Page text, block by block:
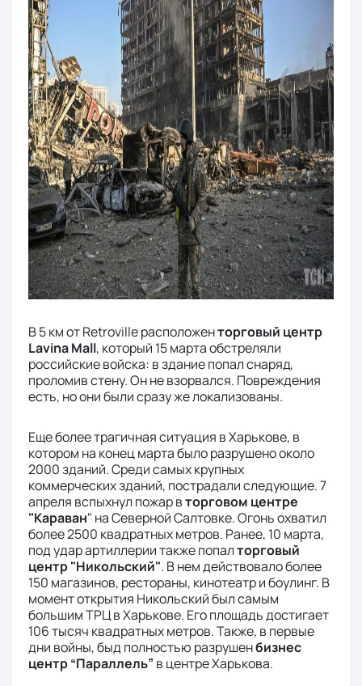
В 5 км от Retroville расположенторговый центр
Lavina Mall, который 15 марта обстреляли
российские войска: в здание попал снаряд,
проломив стену. Он не взорвался. Повреждения
есть, но они были сразу же локализованы.
Еще более трагичная ситуация в Харькове, в
котором на конец марта было разрушено около
2000 зданий. Среди самых крупных
коммерческих зданий, пострадали следующие. 7
апреля вспыхнул пожар вторговом центре
"Караван" на Северной Салтовке. Огонь охватил
более 2500 квадратных метров. Ранее, 10 марта,
под удар артиллерии также попалторговый
центр "Никольский". В нем действовало более
150 магазинов, рестораны, кинотеатр и боулинг. В
момент открытия Никольский был самым
большим ТРЦ в Харькове. Его площадь достигает
106 тысяч квадратных метров. Также, в первые
дни войны, быд полностью разрушенбизнес
центр “Параллель” в центре Харькова.